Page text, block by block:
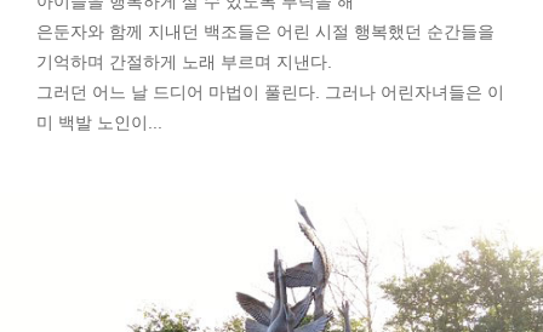
은둔자와 함께 지내던 백조들은 어린 시절 행복했던 순간들을
기억하며 간절하게 노래 부르며 지낸다.
그러던 어느 날 드디어 마법이 풀린다. 그러나 어린자녀들은 이
미 백발 노인이...